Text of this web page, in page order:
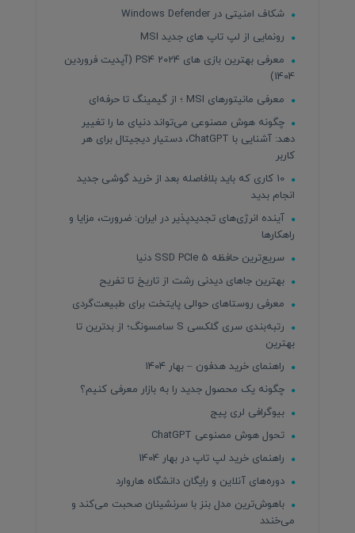
شکاف امنیتی در Windows Defender
رونمایی از لپ تاپ های جدید MSI
معرفی بهترین بازی های PS4 2024 (آپدیت فروردین
1404)
معرفی مانیتورهای MSI ؛ از گیمینگ تا حرفه‌ای
چگونه هوش مصنوعی می‌تواند دنیای ما را تغییر
دهد: آشنایی با ChatGPT، دستیار دیجیتال برای هر
کاربر
10 کاری که باید بلافاصله بعد از خرید گوشی جدید
انجام بدید
آینده انرژی‌های تجدیدپذیر در ایران: ضرورت، مزایا و
راهکارها
سریع‌ترین حافظه SSD PCIe 5 دنیا
بهترین جاهای دیدنی رشت از تاریخ تا تفریح
معرفی روستاهای حوالی پایتخت برای طبیعت‌گردی
رتبه‌بندی سری گلکسی S سامسونگ؛ از بدترین تا
بهترین
راهنمای خرید هدفون – بهار ۱۴۰۴
چگونه یک محصول جدید را به بازار معرفی کنیم؟
بیوگرافی لری پیج
تحول هوش مصنوعی ChatGPT
راهنمای خرید لپ تاپ در بهار 1404
دوره‌های آنلاین و رایگان دانشگاه هاروارد
باهوش‌ترین مدل بنز با سرنشینان صحبت می‌کند و
می‌خندد